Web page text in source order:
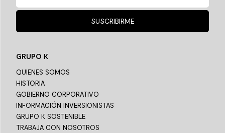
SUSCRIBIRME
GRUPO K
QUIENES SOMOS
HISTORIA
GOBIERNO CORPORATIVO
INFORMACIÓN INVERSIONISTAS
GRUPO K SOSTENIBLE
TRABAJA CON NOSOTROS